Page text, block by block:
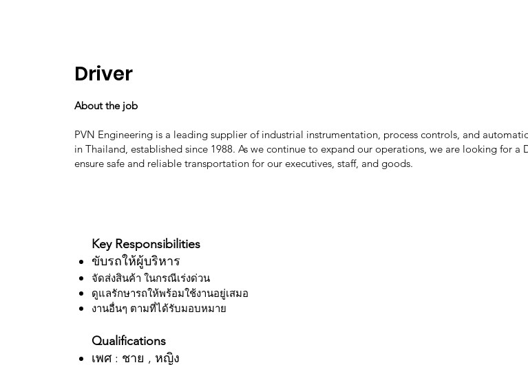
Driver
About the job
PVN Engineering is a leading supplier of industrial instrumentation, process controls, and
in Thailand, established since 1988. As we continue to expand our operations, we are looking for a
ensure safe and reliable transportation for our executives, staff, and goods.
Key Responsibilities
ขับรถให้ผู้บริหาร
จัดส่งสินค้า ในกรณีเร่งด่วน
ดูแลรักษารถให้พร้อมใช้งานอยู่เสมอ
งานอื่นๆ ตามที่ได้รับมอบหมาย
Qualifications
เพศ : ชาย , หญิง